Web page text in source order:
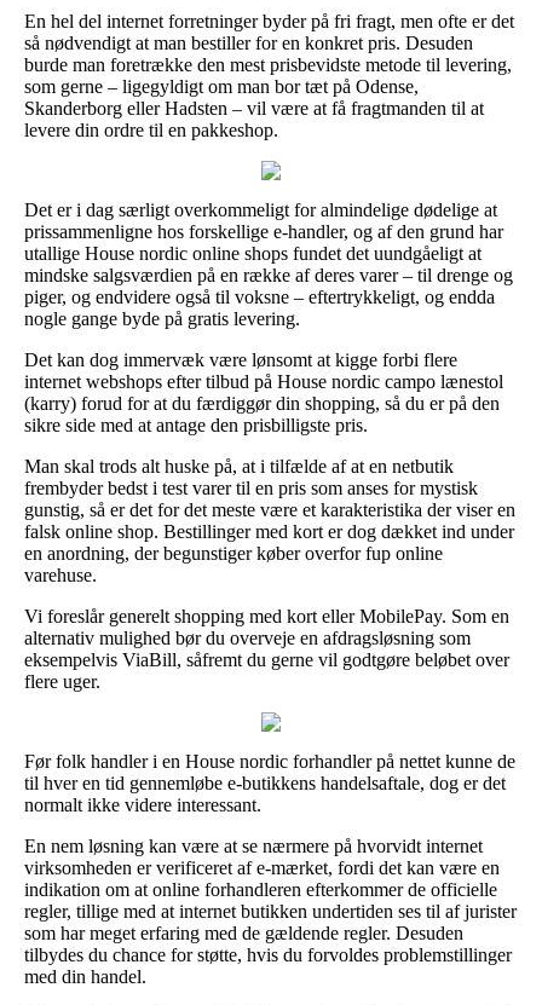
En hel del internet forretninger byder på fri fragt, men ofte er det
så nødvendigt at man bestiller for en konkret pris. Desuden
burde man foretrække den mest prisbevidste metode til levering,
som gerne – ligegyldigt om man bor tæt på Odense,
Skanderborg eller Hadsten – vil være at få fragtmanden til at
levere din ordre til en pakkeshop.
Det er i dag særligt overkommeligt for almindelige dødelige at
prissammenligne hos forskellige e-handler, og af den grund har
utallige House nordic online shops fundet det uundgåeligt at
mindske salgsværdien på en række af deres varer – til drenge og
piger, og endvidere også til voksne – eftertrykkeligt, og endda
nogle gange byde på gratis levering.
Det kan dog immervæk være lønsomt at kigge forbi flere
internet webshops efter tilbud på House nordic campo lænestol
(karry) forud for at du færdiggør din shopping, så du er på den
sikre side med at antage den prisbilligste pris.
Man skal trods alt huske på, at i tilfælde af at en netbutik
frembyder bedst i test varer til en pris som anses for mystisk
gunstig, så er det for det meste være et karakteristika der viser en
falsk online shop. Bestillinger med kort er dog dækket ind under
en anordning, der begunstiger køber overfor fup online
varehuse.
Vi foreslår generelt shopping med kort eller MobilePay. Som en
alternativ mulighed bør du overveje en afdragsløsning som
eksempelvis ViaBill, såfremt du gerne vil godtgøre beløbet over
flere uger.
Før folk handler i en House nordic forhandler på nettet kunne de
til hver en tid gennemløbe e-butikkens handelsaftale, dog er det
normalt ikke videre interessant.
En nem løsning kan være at se nærmere på hvorvidt internet
virksomheden er verificeret af e-mærket, fordi det kan være en
indikation om at online forhandleren efterkommer de officielle
regler, tillige med at internet butikken undertiden ses til af jurister
som har meget erfaring med de gældende regler. Desuden
tilbydes du chance for støtte, hvis du forvoldes problemstillinger
med din handel.